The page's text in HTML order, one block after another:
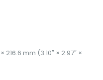
mm (3.10″ × 2.97″ ×